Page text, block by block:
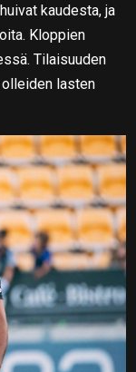
kaudesta, ja
Kloppien
Tilaisuuden
lasten